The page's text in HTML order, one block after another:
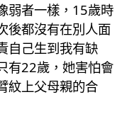
弱者一樣，15歲時
後都沒有在別人面
自己生到我有缺
有22歲，她害怕會
紋上父母親的合